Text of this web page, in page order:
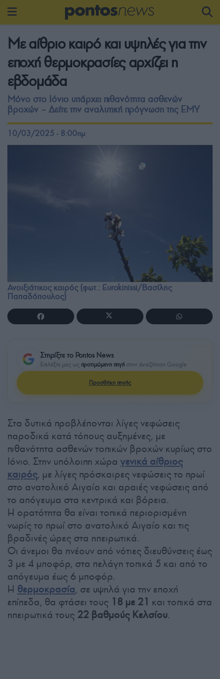
Με αίθριο καιρό και υψηλές για την
εποχή θερμοκρασίες αρχίζει η
εβδομάδα
Μόνο στο Ιόνιο υπάρχει πιθανότητα ασθενών
βροχών – Δείτε την αναλυτική πρόγνωση της ΕΜΥ
10/03/2025 - 8:00πμ
Ανοιξιάτικος καιρός (φωτ.: Eurokinissi/Βασίλης
Παπαδόπουλος)
Στηρίξτε το Pontos News
Επιλέξτε μας ως προτιμώμενη πηγή στην Αναζήτηση Google
Προσθήκη πηγής
Στα δυτικά προβλέπονται λίγες νεφώσεις
παροδικά κατά τόπους αυξημένες, με
πιθανότητα ασθενών τοπικών βροχών κυρίως στο
Ιόνιο. Στην υπόλοιπη χώρα γενικά αίθριος
καιρός, με λίγες πρόσκαιρες νεφώσεις το πρωί
στο ανατολικό Αιγαίο και αραιές νεφώσεις από
το απόγευμα στα κεντρικά και βόρεια.
Η ορατότητα θα είναι τοπικά περιορισμένη
νωρίς το πρωί στο ανατολικό Αιγαίο και τις
βραδινές ώρες στα ηπειρωτικά.
Οι άνεμοι θα πνέουν από νότιες διευθύνσεις έως
3 με 4 μποφόρ, στα πελάγη τοπικά 5 και από το
απόγευμα έως 6 μποφόρ.
Η θερμοκρασία, σε υψηλά για την εποχή
επίπεδα, θα φτάσει τους 18 με 21 και τοπικά στα
ηπειρωτικά τους 22 βαθμούς Κελσίου.